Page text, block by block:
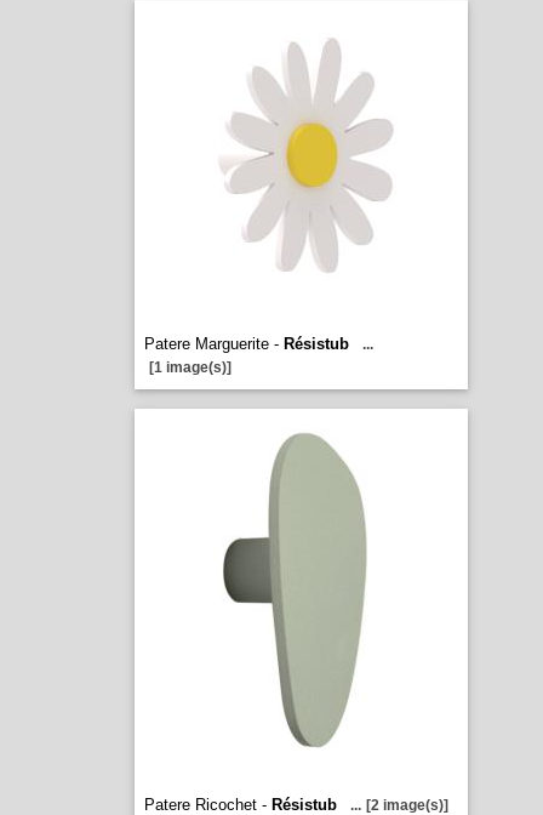
Patere Marguerite - Résistub
...
[1 image(s)]
Patere Ricochet - Résistub ... [2 image(s)]